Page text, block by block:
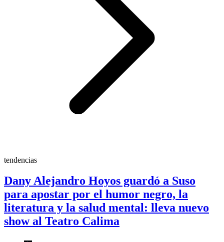
tendencias
Dany Alejandro Hoyos guardó a Suso
para apostar por el humor negro, la
literatura y la salud mental: lleva nuevo
show al Teatro Calima